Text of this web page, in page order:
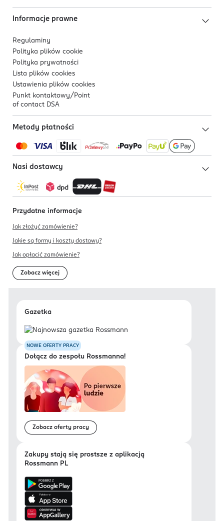
Informacje prawne
Regulaminy
Polityka plików cookie
Polityka prywatności
Lista plików cookies
Ustawienia plików cookies
Punkt kontaktowy/ Point
of contact DSA
Metody płatności
Nasi dostawcy
Przydatne informacje
Jak złożyć zamówienie?
Jakie są formy i koszty dostawy?
Jak opłacić zamówienie?
Zobacz więcej
Gazetka
NOWE OFERTY PRACY
Dołącz do zespołu Rossmanna!
Zobacz oferty pracy
Zakupy stają się prostsze z aplikacją
Rossmann PL